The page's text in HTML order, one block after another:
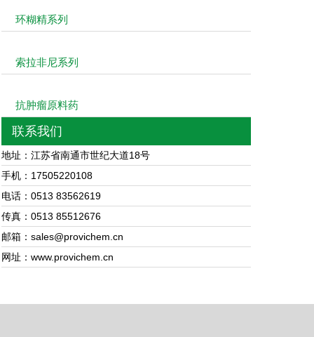
环糊精系列
索拉非尼系列
抗肿瘤原料药
联系我们
地址：江苏省南通市世纪大道18号
手机：17505220108
电话：0513 83562619
传真：0513 85512676
邮箱：sales@provichem.cn
网址：www.provichem.cn